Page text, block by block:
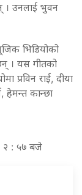
। उनलाई भुवन
भिडियोको
। यस गीतको
प्रविन राई, दीया
हेमन्त कान्छा
२ : ५७ बजे